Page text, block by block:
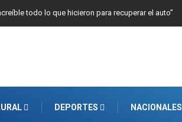
todo lo que hicieron para recuperar el auto”
DEPORTES NACIONALES